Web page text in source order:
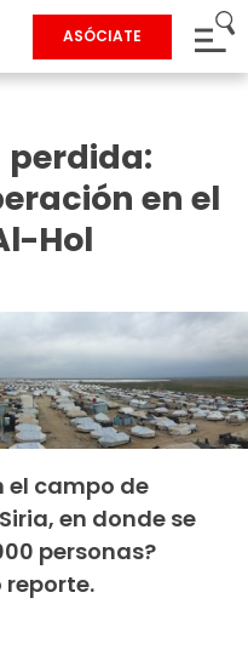
ASÓCIATE
perdida:
en el
Hol
el campo de
en donde se
personas?
reporte.